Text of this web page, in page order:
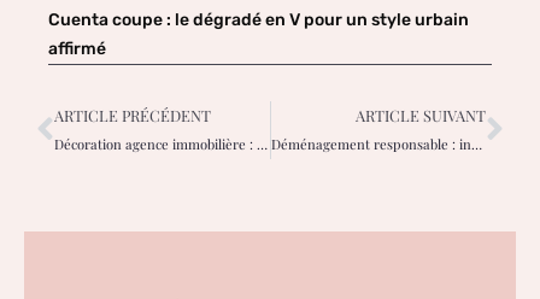
Cuenta coupe : le dégradé en V pour un style urbain
affirmé
ARTICLE PRÉCÉDENT
Décoration agence immobilière : le plan par étapes pour un accueil séduisant
ARTICLE SUIVANT
Déménagement responsable : installez-vous à Versailles sans impact